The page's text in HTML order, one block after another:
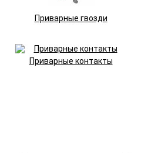
Приварные гвозди
Приварные контакты